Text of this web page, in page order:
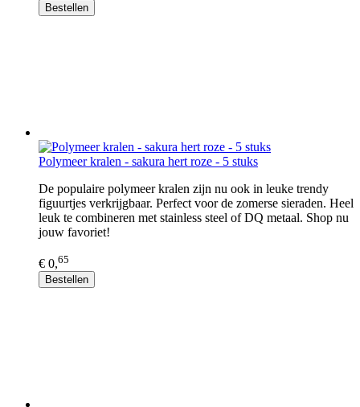
Bestellen
Polymeer kralen - sakura hert roze - 5 stuks
De populaire polymeer kralen zijn nu ook in leuke trendy
figuurtjes verkrijgbaar. Perfect voor de zomerse sieraden. Heel
leuk te combineren met stainless steel of DQ metaal. Shop nu
jouw favoriet!
€ 0,65
Bestellen